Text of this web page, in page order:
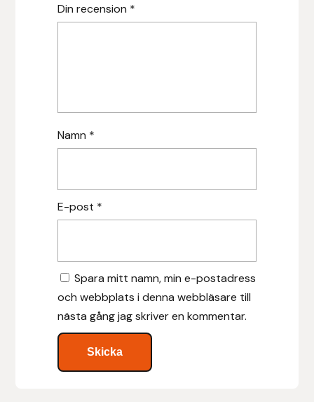
Din recension *
Namn *
E-post *
Spara mitt namn, min e-postadress
och webbplats i denna webbläsare till
nästa gång jag skriver en kommentar.
J&S Saddlery
Källquist Equestrian
Karlslund
Kidka of Iceland
Klisterdekaler.se
Ky Rotary Bit